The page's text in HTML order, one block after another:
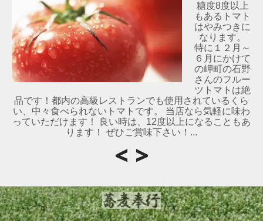
糖度8度以上
もあるトマト
はやみつきに
なります。
特に１２月～
６月にかけて
の岬町の石野
さんのフルー
ツトマトは絶
品です！都内の高級レストランでも使用されているくら
い、中々食べられないトマトです。 当店なら気軽に味わ
っていただけます！ 良い時は、12度以上になることもあ
ります！ ぜひご賞味下さい！...